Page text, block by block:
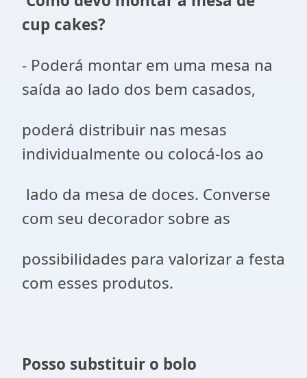
cup cakes?
- Poderá montar em uma mesa na
saída ao lado dos bem casados,
poderá distribuir nas mesas
individualmente ou colocá-los ao
lado da mesa de doces. Converse
com seu decorador sobre as
possibilidades para valorizar a festa
com esses produtos.
Posso substituir o bolo